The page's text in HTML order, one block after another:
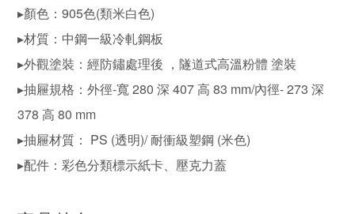
▸顏色：905色(類米白色)
▸材質：中鋼一級冷軋鋼板
▸外觀塗裝：經防鏽處理後 ，隧道式高溫粉體 塗裝
▸抽屜規格：外徑-寬 280 深 407 高 83 mm/內徑- 273 深
378 高 80 mm
▸抽屜材質： PS (透明)/ 耐衝級塑鋼 (米色)
▸配件：彩色分類標示紙卡、壓克力蓋